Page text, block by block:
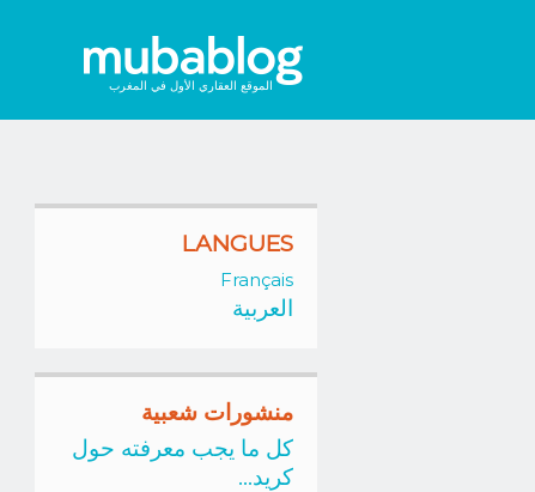
الموقع العقاري الأول في المغرب
LANGUES
Français
العربية
منشورات شعبية
كل ما يجب معرفته حول
كريد...